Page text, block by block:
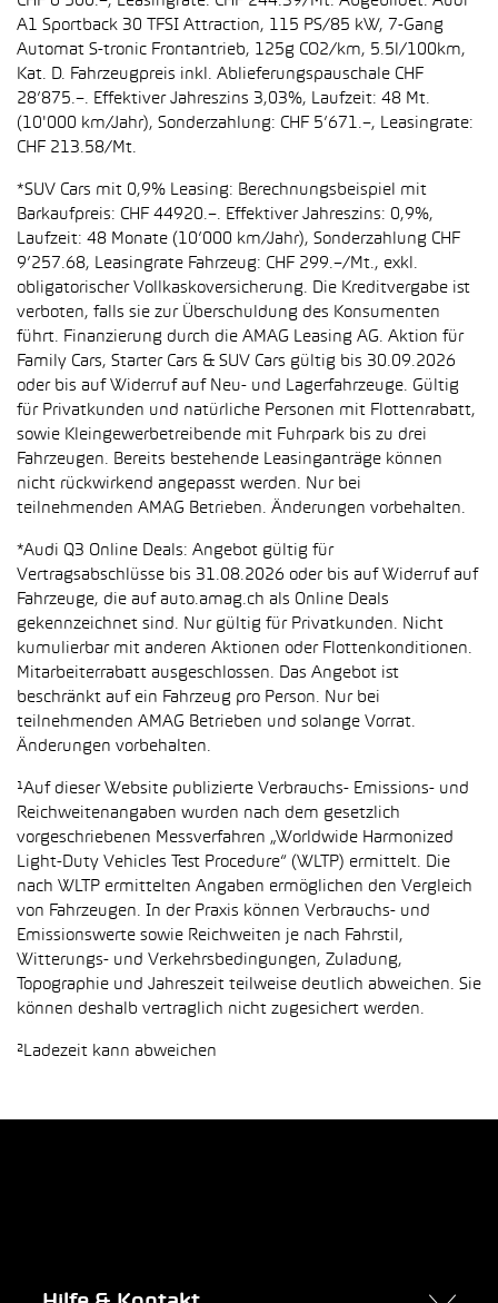
A1 Sportback 30 TFSI Attraction, 115 PS/85 kW, 7-Gang
Automat S-tronic Frontantrieb, 125g CO2/km, 5.5l/100km,
Kat. D. Fahrzeugpreis inkl. Ablieferungspauschale CHF
28’875.–. Effektiver Jahreszins 3,03%, Laufzeit: 48 Mt.
(10'000 km/Jahr), Sonderzahlung: CHF 5’671.–, Leasingrate:
CHF 213.58/Mt.
*SUV Cars mit 0,9% Leasing: Berechnungsbeispiel mit
Barkaufpreis: CHF 44920.–. Effektiver Jahreszins: 0,9%,
Laufzeit: 48 Monate (10’000 km/Jahr), Sonderzahlung CHF
9’257.68, Leasingrate Fahrzeug: CHF 299.–/Mt., exkl.
obligatorischer Vollkaskoversicherung. Die Kreditvergabe ist
verboten, falls sie zur Überschuldung des Konsumenten
führt. Finanzierung durch die AMAG Leasing AG. Aktion für
Family Cars, Starter Cars & SUV Cars gültig bis 30.09.2026
oder bis auf Widerruf auf Neu- und Lagerfahrzeuge. Gültig
für Privatkunden und natürliche Personen mit Flottenrabatt,
sowie Kleingewerbetreibende mit Fuhrpark bis zu drei
Fahrzeugen. Bereits bestehende Leasinganträge können
nicht rückwirkend angepasst werden. Nur bei
teilnehmenden AMAG Betrieben. Änderungen vorbehalten.
*Audi Q3 Online Deals: Angebot gültig für
Vertragsabschlüsse bis 31.08.2026 oder bis auf Widerruf auf
Fahrzeuge, die auf auto.amag.ch als Online Deals
gekennzeichnet sind. Nur gültig für Privatkunden. Nicht
kumulierbar mit anderen Aktionen oder Flottenkonditionen.
Mitarbeiterrabatt ausgeschlossen. Das Angebot ist
beschränkt auf ein Fahrzeug pro Person. Nur bei
teilnehmenden AMAG Betrieben und solange Vorrat.
Änderungen vorbehalten.
¹Auf dieser Website publizierte Verbrauchs- Emissions- und
Reichweitenangaben wurden nach dem gesetzlich
vorgeschriebenen Messverfahren „Worldwide Harmonized
Light-Duty Vehicles Test Procedure“ (WLTP) ermittelt. Die
nach WLTP ermittelten Angaben ermöglichen den Vergleich
von Fahrzeugen. In der Praxis können Verbrauchs- und
Emissionswerte sowie Reichweiten je nach Fahrstil,
Witterungs- und Verkehrsbedingungen, Zuladung,
Topographie und Jahreszeit teilweise deutlich abweichen. Sie
können deshalb vertraglich nicht zugesichert werden.
²Ladezeit kann abweichen